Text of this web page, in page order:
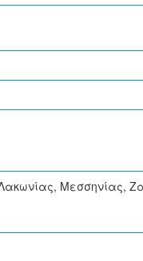
Μεσσηνίας,